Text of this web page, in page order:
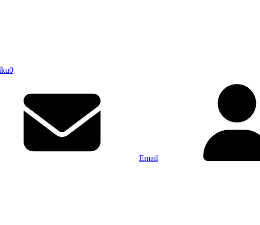
0
Email